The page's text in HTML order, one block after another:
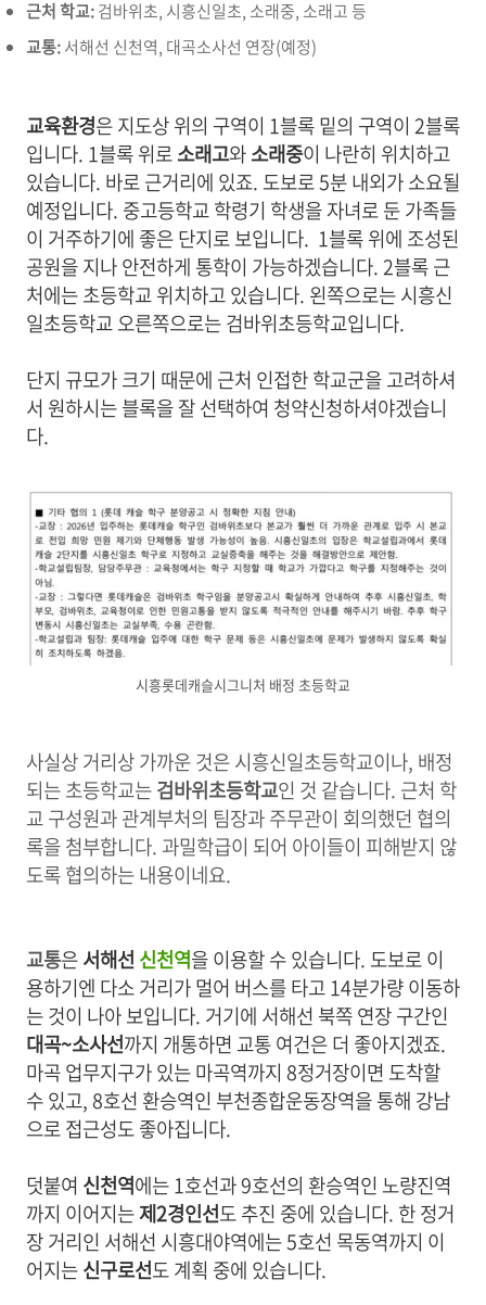
근처 학교:검바위초, 시흥신일초, 소래중, 소래고 등
교통:서해선 신천역, 대곡소사선 연장(예정)
교육환경은 지도상 위의 구역이 1블록 밑의 구역이 2블록
입니다. 1블록 위로소래고와소래중이 나란히 위치하고
있습니다. 바로 근거리에 있죠. 도보로 5분 내외가 소요될
예정입니다. 중고등학교 학령기 학생을 자녀로 둔 가족들
이 거주하기에 좋은 단지로 보입니다. 1블록 위에 조성된
공원을 지나 안전하게 통학이 가능하겠습니다. 2블록 근
처에는 초등학교 위치하고 있습니다. 왼쪽으로는 시흥신
일초등학교 오른쪽으로는 검바위초등학교입니다.
단지 규모가 크기 때문에 근처 인접한 학교군을 고려하셔
서 원하시는 블록을 잘 선택하여 청약신청하셔야겠습니
다.
시흥롯데캐슬시그니처 배정 초등학교
사실상 거리상 가까운 것은 시흥신일초등학교이나, 배정
되는 초등학교는검바위초등학교인 것 같습니다. 근처 학
교 구성원과 관계부처의 팀장과 주무관이 회의했던 협의
록을 첨부합니다. 과밀학급이 되어 아이들이 피해받지 않
도록 협의하는 내용이네요.
교통은서해선신천역을 이용할 수 있습니다. 도보로 이
용하기엔 다소 거리가 멀어 버스를 타고 14분가량 이동하
는 것이 나아 보입니다. 거기에 서해선 북쪽 연장 구간인
대곡~소사선까지 개통하면 교통 여건은 더 좋아지겠죠.
마곡 업무지구가 있는 마곡역까지 8정거장이면 도착할
수 있고, 8호선 환승역인 부천종합운동장역을 통해 강남
으로 접근성도 좋아집니다.
덧붙여 신천역에는 1호선과 9호선의 환승역인 노량진역
까지 이어지는제2경인선도 추진 중에 있습니다. 한 정거
장 거리인 서해선 시흥대야역에는 5호선 목동역까지 이
어지는신구로선도 계획 중에 있습니다.